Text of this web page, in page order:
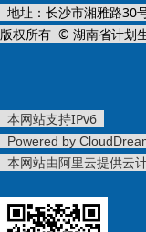
地址：长沙市湘雅路
版权所有 © 湖南省计划
本网站支持IPv6
Powered by
本网站由阿里云提供云